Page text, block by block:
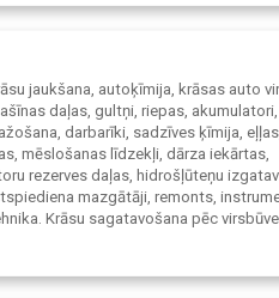
instrumentus-gan lielākus, gan
preces.
jaukšana, autoķīmija, krāsas auto
daļas, gultņi, riepas, akumulatori,
darbarīki, sadzīves ķīmija,
mēslošanas līdzekļi, dārza iekārtas,
rezerves daļas, hidrošļūteņu
mazgātāji, remonts,
Krāsu sagatavošana pēc
ierīces, materiāli, rezerves daļas,
ierīces, automašīnu